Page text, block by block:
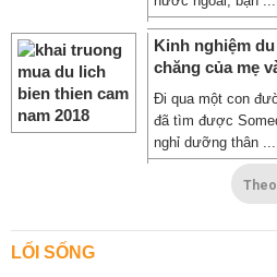
Kinh nghiệm
chăng của mẹ
Đi qua một con
đã tìm được
nghỉ dưỡng thân ...
Theo
LỐI SỐNG